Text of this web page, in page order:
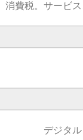
消費税。サービ
デジタ